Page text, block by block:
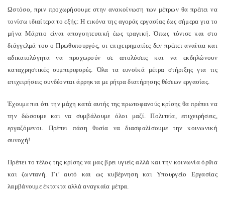
Ωστόσο, πριν προχωρήσουμε στην ανακοίνωση των μέτρων θα πρέπει να
τονίσω ιδιαίτερα το εξής: Η εικόνα της αγοράς εργασίας έως σήμερα για το
μήνα Μάρτιο είναι απογοητευτική έως τραγική. Όπως τόνισε και στο
διάγγελμά του ο Πρωθυπουργός, οι επιχειρηματίες δεν πρέπει αναίτια και
αδικαιολόγητα να προχωρούν σε απολύσεις και να εκδηλώνουν
καταχρηστικές συμπεριφορές. Όλα τα ευνοϊκά μέτρα στήριξης για τις
επιχειρήσεις συνδέονται άρρηκτα με ρήτρα διατήρησης θέσεων εργασίας.
Έχουμε πει ότι την μάχη κατά αυτής της πρωτοφανούς κρίσης θα πρέπει να
την δώσουμε και να συμβάλουμε όλοι μαζί. Πολιτεία, επιχειρήσεις,
εργαζόμενοι. Πρέπει πάση θυσία να διασφαλίσουμε την κοινωνική
συνοχή!
Πρέπει το τέλος της κρίσης να μας βρει υγιείς αλλά και την κοινωνία όρθια
και ζωντανή. Γι’ αυτό και ως κυβέρνηση και Υπουργείο Εργασίας
λαμβάνουμε έκτακτα αλλά αναγκαία μέτρα.